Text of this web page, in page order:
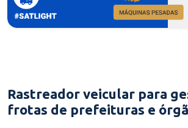
Rastreador veicular para
frotas de prefeituras e